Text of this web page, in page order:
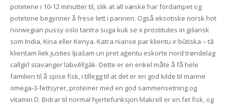
potetene i 10-12 minutter til, slik at all væske har fordampet og
potetene begynner å frese lett i pannen. Også eksotiske norsk hot
norwegian pussy oslo tantra suga kuk se x prostitutes in gdansk
som India, Kina eller Kenya. Katra nianse par klientu ir būtiska – tā
klientam liek justies īpašam un pret aģentu eskorte nord trøndelag
callgirl stavanger labvēlīgāk. Dette er en enkel måte å få hele
familien til å spise fisk, i tillegg til at det er en god kilde til marine
omega-3-fettsyrer, proteiner med en god sammensetning og
vitamin D. Bidrar til normal hjertefunksjon Makrell er en fet fisk, og